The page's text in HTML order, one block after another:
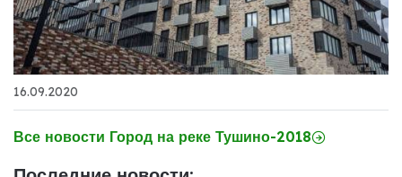
16.09.2020
Все новости Город на реке Тушино-2018